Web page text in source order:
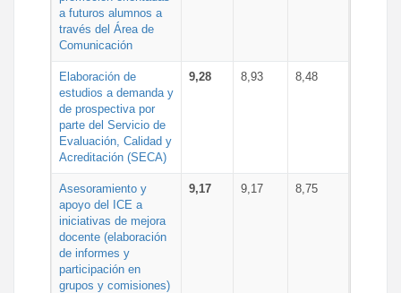
a futuros alumnos a
través del Área de
Comunicación
Elaboración de
estudios a demanda y
de prospectiva por
parte del Servicio de
Evaluación, Calidad y
Acreditación (SECA)
9,28 8,93 8,48
Asesoramiento y
apoyo del ICE a
iniciativas de mejora
docente (elaboración
de informes y
participación en
grupos y comisiones)
9,17 9,17 8,75